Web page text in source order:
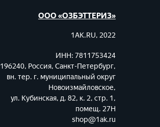
ООО «ОЗБЭТТЕРИЗ»
1AK.RU, 2022
ИНН: 7811753424
196240, Россия, Санкт-Петербург,
вн. тер. г. муниципальный округ
Новоизмайловское,
ул. Кубинская, д. 82, к. 2, стр. 1,
помещ. 27Н
shop@1ak.ru